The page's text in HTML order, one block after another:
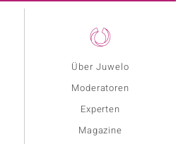
Über Juwelo
Moderatoren
Experten
Magazine